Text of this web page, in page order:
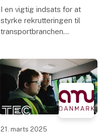
I en vigtig indsats for at
styrke rekrutteringen til
transportbranchen
nye talenter. Mere end
60 relevante skoler er
blevet inviteret til
messen, og he
21. marts 2025